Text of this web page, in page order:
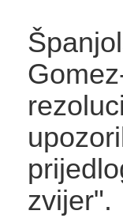
zvijer".